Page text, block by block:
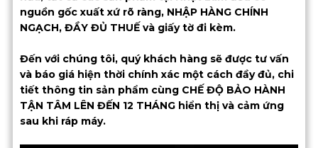
nguồn gốc xuất xứ rõ ràng, NHẬP HÀNG CHÍNH
NGẠCH, ĐẦY ĐỦ THUẾ và giấy tờ đi kèm.
Đến với chúng tôi, quý khách hàng sẽ được tư vấn
và báo giá hiện thời chính xác một cách đầy đủ, chi
tiết thông tin sản phẩm cùng CHẾ ĐỘ BẢO HÀNH
TẬN TÂM LÊN ĐẾN 12 THÁNG hiển thị và cảm ứng
sau khi ráp máy.